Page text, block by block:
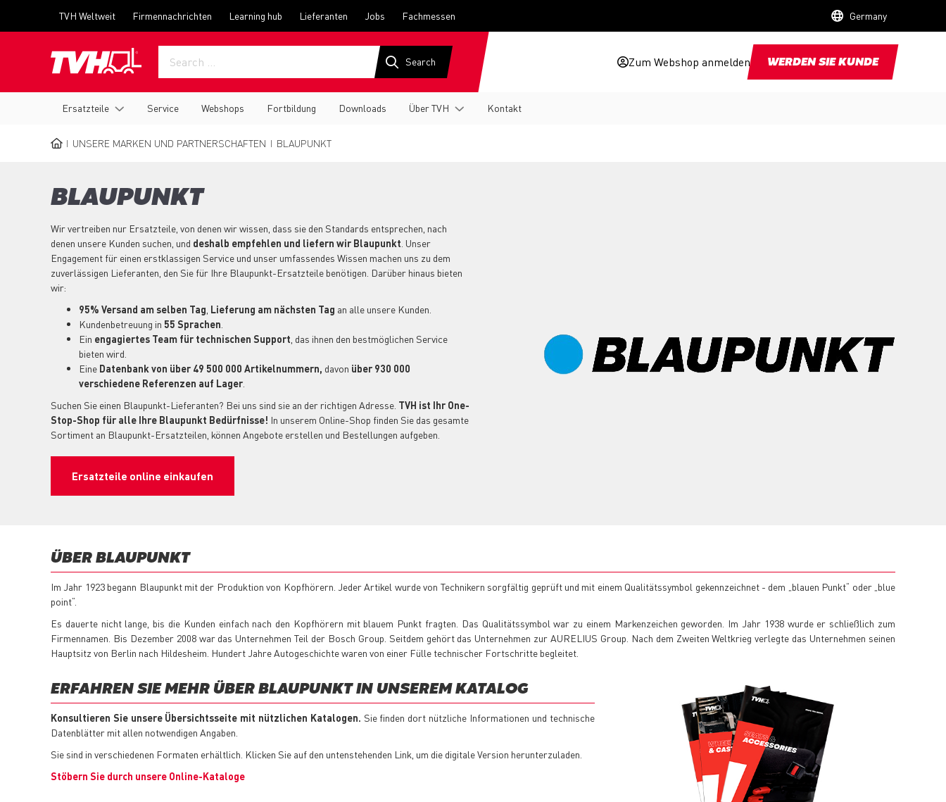
menu
TVH Weltweit Firmennachrichten Learning hub Lieferanten Jobs Fachmessen Germany
Zum Webshop anmelden WERDEN SIE KUNDE
navigation
Ersatzteile Service Webshops Fortbildung Downloads Über TVH Kontakt
UNSERE MARKEN UND PARTNERSCHAFTEN BLAUPUNKT
BLAUPUNKT
Wir vertreiben nur Ersatzteile, von denen wir wissen, dass sie den Standards entsprechen, nach
denen unsere Kunden suchen, und deshalb empfehlen und liefern wir Blaupunkt . Unser
Engagement für einen erstklassigen Service und unser umfassendes Wissen machen uns zu dem
zuverlässigen Lieferanten, den Sie für Ihre Blaupunkt-Ersatzteile benötigen. Darüber hinaus bieten
wir:
95% Versand am selben Tag Lieferung am nächsten Tag an alle unsere Kunden.
Kundenbetreuung in 55 Sprachen
Ein engagiertes Team für technischen Support , das ihnen den bestmöglichen Service
bieten wird.
Eine Datenbank von über 49 500 000 Artikelnummern, davon über 930 000
verschiedene Referenzen auf Lager
Suchen Sie einen Blaupunkt-Lieferanten? Bei uns sind sie an der richtigen Adresse. TVH ist Ihr One-
Stop-Shop für alle Ihre Blaupunkt Bedürfnisse! In unserem Online-Shop finden Sie das gesamte
Sortiment an Blaupunkt-Ersatzteilen, können Angebote erstellen und Bestellungen aufgeben.
Ersatzteile online einkaufen
ÜBER BLAUPUNKT
Im Jahr 1923 begann Blaupunkt mit der Produktion von Kopfhörern. Jeder Artikel wurde von Technikern sorgfältig geprüft und mit einem Qualitätssymbol gekennzeichnet - dem „blauen Punkt“ oder „blue
point“.
Es dauerte nicht lange, bis die Kunden einfach nach den Kopfhörern mit blauem Punkt fragten. Das Qualitätssymbol war zu einem Markenzeichen geworden. Im Jahr 1938 wurde er schließlich zum
Firmennamen. Bis Dezember 2008 war das Unternehmen Teil der Bosch Group. Seitdem gehört das Unternehmen zur AURELIUS Group. Nach dem Zweiten Weltkrieg verlegte das Unternehmen seinen
Hauptsitz von Berlin nach Hildesheim. Hundert Jahre Autogeschichte waren von einer Fülle technischer Fortschritte begleitet.
ERFAHREN SIE MEHR ÜBER BLAUPUNKT IN UNSEREM KATALOG
Konsultieren Sie unsere Übersichtsseite mit nützlichen Katalogen. Sie finden dort nützliche Informationen und technische
Datenblätter mit allen notwendigen Angaben.
Sie sind in verschiedenen Formaten erhältlich. Klicken Sie auf den untenstehenden Link, um die digitale Version herunterzuladen.
Stöbern Sie durch unsere Online-Kataloge